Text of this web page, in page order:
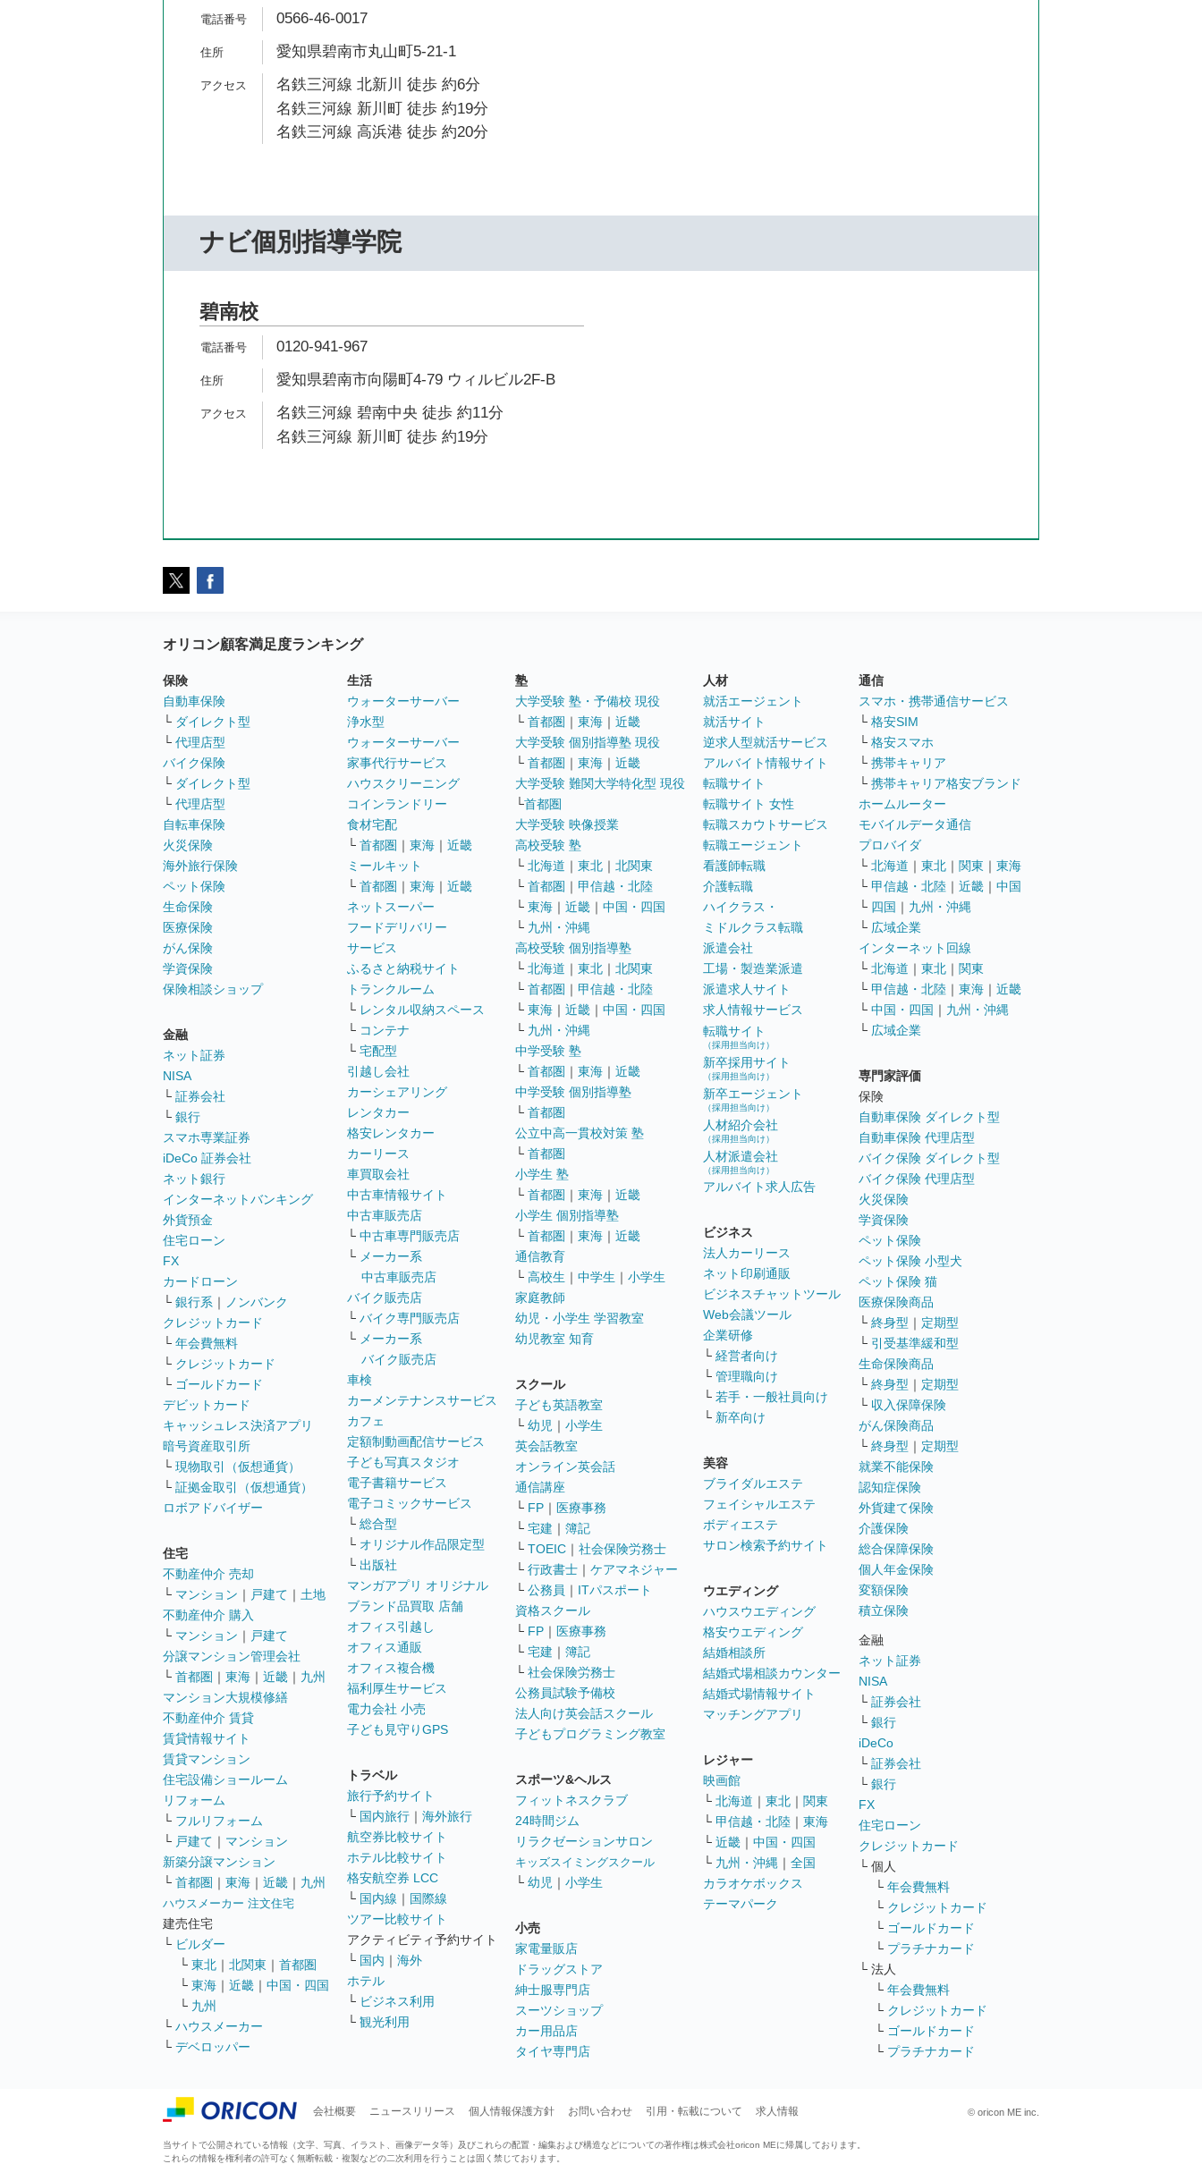
0566-46-0017
愛知県碧南市丸山町5-21-1
名鉄三河線 北新川 徒歩 約6分
名鉄三河線 新川町 徒歩 約19分
名鉄三河線 高浜港 徒歩 約20分
ナビ個別指導学院
碧南校
0120-941-967
愛知県碧南市向陽町4-79 ウィルビル2F-B
名鉄三河線 碧南中央 徒歩 約11分
名鉄三河線 新川町 徒歩 約19分
オリコン顧客満足度ランキング
保険
自動車保険
└ ダイレクト型
└ 代理店型
バイク保険
└ ダイレクト型
└ 代理店型
自転車保険
火災保険
海外旅行保険
ペット保険
生命保険
医療保険
がん保険
学資保険
保険相談ショップ
金融
ネット証券
NISA
└ 証券会社
└ 銀行
スマホ専業証券
iDeCo 証券会社
ネット銀行
インターネットバンキング
外貨預金
住宅ローン
FX
カードローン
└ 銀行系 ｜
ノンバンク
クレジットカード
└ 年会費無料
└ クレジットカード
└ ゴールドカード
デビットカード
キャッシュレス決済アプリ
暗号資産取引所
└ 現物取引（仮想通貨）
└ 証拠金取引（仮想通貨）
ロボアドバイザー
住宅
不動産仲介 売却
└ マンション ｜ 戸建て ｜ 土地
不動産仲介 購入
└ マンション ｜ 戸建て
分譲マンション管理会社
└ 首都圏 ｜ 東海 ｜ 近畿 ｜ 九州
マンション大規模修繕
不動産仲介 賃貸
賃貸情報サイト
賃貸マンション
住宅設備ショールーム
リフォーム
└ フルリフォーム
└ 戸建て ｜ マンション
新築分譲マンション
└ 首都圏 ｜ 東海 ｜ 近畿 ｜ 九州
ハウスメーカー 注文住宅
建売住宅
└ ビルダー
└ 東北 ｜ 北関東 ｜ 首都圏
└ 東海 ｜ 近畿 ｜ 中国・四国
└ 九州
└ ハウスメーカー
└ デベロッパー
生活
ウォーターサーバー
浄水型
ウォーターサーバー
家事代行サービス
ハウスクリーニング
コインランドリー
食材宅配
└ 首都圏 ｜ 東海 ｜ 近畿
ミールキット
└ 首都圏 ｜ 東海 ｜ 近畿
ネットスーパー
フードデリバリー
サービス
ふるさと納税サイト
トランクルーム
└ レンタル収納スペース
└ コンテナ
└ 宅配型
引越し会社
カーシェアリング
レンタカー
格安レンタカー
カーリース
車買取会社
中古車情報サイト
中古車販売店
└ 中古車専門販売店
└ メーカー系
中古車販売店
バイク販売店
└ バイク専門販売店
└ メーカー系
バイク販売店
車検
カーメンテナンスサービス
カフェ
定額制動画配信サービス
子ども写真スタジオ
電子書籍サービス
電子コミックサービス
└ 総合型
└ オリジナル作品限定型
└ 出版社
マンガアプリ オリジナル
ブランド品買取 店舗
オフィス引越し
オフィス通販
オフィス複合機
福利厚生サービス
電力会社 小売
子ども見守りGPS
トラベル
旅行予約サイト
└ 国内旅行 ｜ 海外旅行
航空券比較サイト
ホテル比較サイト
格安航空券 LCC
└ 国内線 ｜ 国際線
ツアー比較サイト
アクティビティ予約サイト
└ 国内 ｜ 海外
ホテル
└ ビジネス利用
└ 観光利用
塾
大学受験 塾・予備校 現役
└ 首都圏 ｜ 東海 ｜ 近畿
大学受験 個別指導塾 現役
└ 首都圏 ｜ 東海 ｜ 近畿
大学受験 難関大学特化型 現役
└首都圏
大学受験 映像授業
高校受験 塾
└ 北海道 ｜ 東北 ｜ 北関東
└ 首都圏 ｜ 甲信越・北陸
└ 東海 ｜ 近畿 ｜ 中国・四国
└ 九州・沖縄
高校受験 個別指導塾
└ 北海道 ｜ 東北 ｜ 北関東
└ 首都圏 ｜ 甲信越・北陸
└ 東海 ｜ 近畿 ｜ 中国・四国
└ 九州・沖縄
中学受験 塾
└ 首都圏 ｜ 東海 ｜ 近畿
中学受験 個別指導塾
└ 首都圏
公立中高一貫校対策 塾
└ 首都圏
小学生 塾
└ 首都圏 ｜ 東海 ｜ 近畿
小学生 個別指導塾
└ 首都圏 ｜ 東海 ｜ 近畿
通信教育
└ 高校生 ｜ 中学生 ｜ 小学生
家庭教師
幼児・小学生 学習教室
幼児教室 知育
スクール
子ども英語教室
└ 幼児 ｜ 小学生
英会話教室
オンライン英会話
通信講座
└ FP ｜ 医療事務
└ 宅建 ｜ 簿記
└ TOEIC ｜ 社会保険労務士
└ 行政書士 ｜ ケアマネジャー
└ 公務員 ｜ ITパスポート
資格スクール
└ FP ｜ 医療事務
└ 宅建 ｜ 簿記
└ 社会保険労務士
公務員試験予備校
法人向け英会話スクール
子どもプログラミング教室
スポーツ&ヘルス
フィットネスクラブ
24時間ジム
リラクゼーションサロン
キッズスイミングスクール
└ 幼児 ｜ 小学生
小売
家電量販店
ドラッグストア
紳士服専門店
スーツショップ
カー用品店
タイヤ専門店
人材
就活エージェント
就活サイト
逆求人型就活サービス
アルバイト情報サイト
転職サイト
転職サイト 女性
転職スカウトサービス
転職エージェント
看護師転職
介護転職
ハイクラス・
ミドルクラス転職
派遣会社
工場・製造業派遣
派遣求人サイト
求人情報サービス
転職サイト
（採用担当向け）
新卒採用サイト
（採用担当向け）
新卒エージェント
（採用担当向け）
人材紹介会社
（採用担当向け）
人材派遣会社
（採用担当向け）
アルバイト求人広告
ビジネス
法人カーリース
ネット印刷通販
ビジネスチャットツール
Web会議ツール
企業研修
└ 経営者向け
└ 管理職向け
└ 若手・一般社員向け
└ 新卒向け
美容
ブライダルエステ
フェイシャルエステ
ボディエステ
サロン検索予約サイト
ウエディング
ハウスウエディング
格安ウエディング
結婚相談所
結婚式場相談カウンター
結婚式場情報サイト
マッチングアプリ
レジャー
映画館
└ 北海道 ｜ 東北 ｜ 関東
└ 甲信越・北陸 ｜ 東海
└ 近畿 ｜ 中国・四国
└ 九州・沖縄 ｜ 全国
カラオケボックス
テーマパーク
通信
スマホ・携帯通信サービス
└ 格安SIM
└ 格安スマホ
└ 携帯キャリア
└ 携帯キャリア格安ブランド
ホームルーター
モバイルデータ通信
プロバイダ
└ 北海道 ｜ 東北 ｜ 関東 ｜ 東海
└ 甲信越・北陸 ｜ 近畿 ｜ 中国
└ 四国 ｜ 九州・沖縄
└ 広域企業
インターネット回線
└ 北海道 ｜ 東北 ｜ 関東
└ 甲信越・北陸 ｜ 東海 ｜ 近畿
└ 中国・四国 ｜ 九州・沖縄
└ 広域企業
専門家評価
保険
自動車保険 ダイレクト型
自動車保険 代理店型
バイク保険 ダイレクト型
バイク保険 代理店型
火災保険
学資保険
ペット保険
ペット保険 小型犬
ペット保険 猫
医療保険商品
└ 終身型 ｜ 定期型
└ 引受基準緩和型
生命保険商品
└ 終身型 ｜ 定期型
└ 収入保障保険
がん保険商品
└ 終身型 ｜ 定期型
就業不能保険
認知症保険
外貨建て保険
介護保険
総合保障保険
個人年金保険
変額保険
積立保険
金融
ネット証券
NISA
└ 証券会社
└ 銀行
iDeCo
└ 証券会社
└ 銀行
FX
住宅ローン
クレジットカード
└ 個人
└ 年会費無料
└ クレジットカード
└ ゴールドカード
└ プラチナカード
└ 法人
└ 年会費無料
└ クレジットカード
└ ゴールドカード
└ プラチナカード
会社概要 ニュースリリース 個人情報保護方針 お問い合わせ 引用・転載について 求人情報 © oricon ME inc.
当サイトで公開されている情報（文字、写真、イラスト、画像データ等）及びこれらの配置・編集および構造などについての著作権は株式会社oricon MEに帰属しております。
これらの情報を権利者の許可なく無断転載・複製などの二次利用を行うことは固く禁じております。